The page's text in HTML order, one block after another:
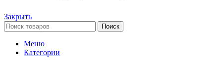
Закрыть
Поиск
Меню
Категории